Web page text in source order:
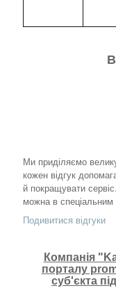
Ми приділяємо
кожен відгук
й покращувати
можна в спеціальним
Подивитися відгуки
Компанія
порталу
суб'єкта